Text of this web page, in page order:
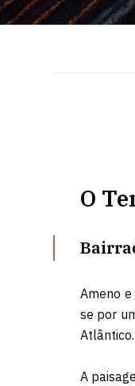
O
Ameno
se por
Atlântico.
A